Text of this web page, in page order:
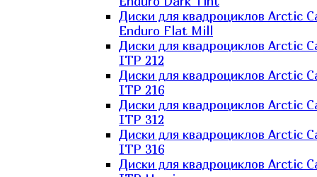
Диски для квадроциклов Arctic
Enduro Flat Mill
Диски для квадроциклов Arctic
ITP 212
Диски для квадроциклов Arctic
ITP 216
Диски для квадроциклов Arctic
ITP 312
Диски для квадроциклов Arctic
ITP 316
Диски для квадроциклов Arctic